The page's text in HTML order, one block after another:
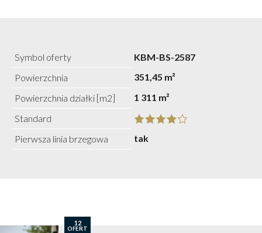
Symbol oferty
KBM-BS-2587
Powierzchnia
351,45 m²
Powierzchnia działki [m2]
1 311 m²
Standard
Pierwsza linia brzegowa
tak
12
OFERT